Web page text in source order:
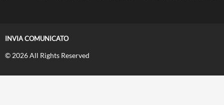
INVIA COMUNICATO
© 2026 All Rights Reserved